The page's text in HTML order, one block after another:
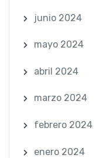
junio 2024
mayo 2024
abril 2024
marzo 2024
febrero 2024
enero 2024